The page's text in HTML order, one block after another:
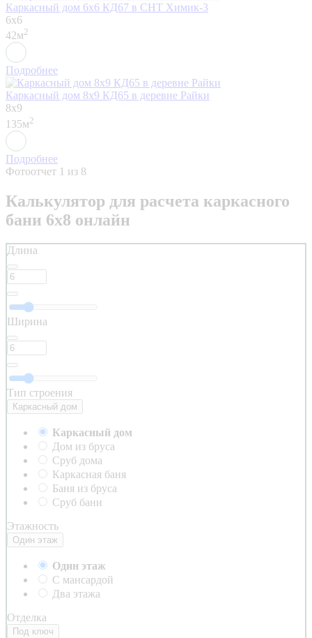
Каркасный дом 6х6 КД67 в СНТ Химик-3
6x6
42м2
Подробнее
Каркасный дом 8х9 КД65 в деревне Райки
8x9
135м2
Подробнее
Фотоотчет 1 из 8
Калькулятор для расчета каркасного
бани 6х8 онлайн
Длина
Ширина
Тип строения
Каркасный дом
Каркасный дом
Дом из бруса
Сруб дома
Каркасная баня
Баня из бруса
Сруб бани
Этажность
Один этаж
Один этаж
С мансардой
Два этажа
Отделка
Под ключ